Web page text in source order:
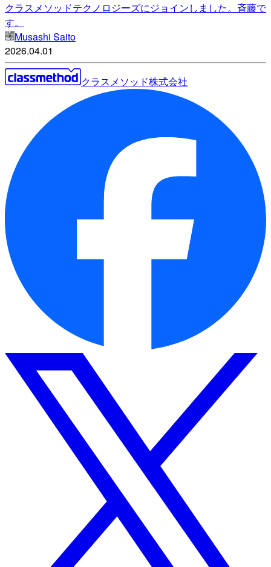
クラスメソッドテクノロジーズにジョインしました。斉藤で
す。
Musashi Saito
2026.04.01
クラスメソッド株式会社